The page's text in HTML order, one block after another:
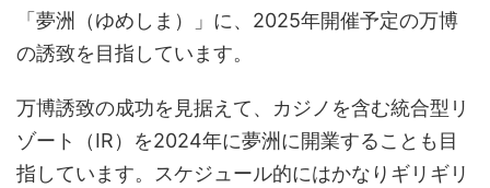
「夢洲（ゆめしま）」に、2025年開催予定の万博
の誘致を目指しています。
万博誘致の成功を見据えて、カジノを含む統合型リ
ゾート（IR）を2024年に夢洲に開業することも目
指しています。スケジュール的にはかなりギリギリ